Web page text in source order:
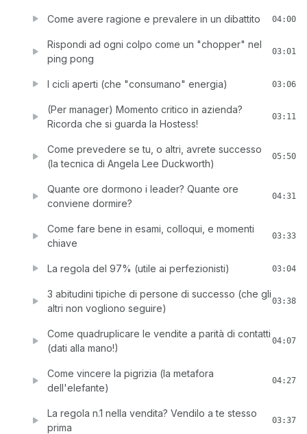
Come avere ragione e prevalere in un dibattito 04:00
Rispondi ad ogni colpo come un "chopper" nel
ping pong
03:01
I cicli aperti (che "consumano" energia) 03:06
(Per manager) Momento critico in azienda?
Ricorda che si guarda la Hostess!
03:11
Come prevedere se tu, o altri, avrete successo
(la tecnica di Angela Lee Duckworth)
05:50
Quante ore dormono i leader? Quante ore
conviene dormire?
04:31
Come fare bene in esami, colloqui, e momenti
chiave
03:33
La regola del 97% (utile ai perfezionisti) 03:04
3 abitudini tipiche di persone di successo (che gli
altri non vogliono seguire)
03:38
Come quadruplicare le vendite a parità di contatti
(dati alla mano!)
04:07
Come vincere la pigrizia (la metafora
dell'elefante)
04:27
La regola n.1 nella vendita? Vendilo a te stesso
prima
03:37